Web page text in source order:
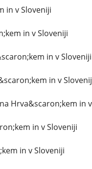
in v Sloveniji
in v Sloveniji
in v Sloveniji
in v
Hrva&scaron;kem in
in v Sloveniji
in v Sloveniji